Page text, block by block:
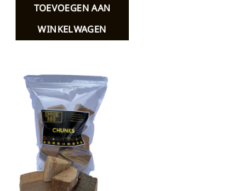
TOEVOEGEN AAN
WINKELWAGEN
Toevoegen
aan
verlanglijst